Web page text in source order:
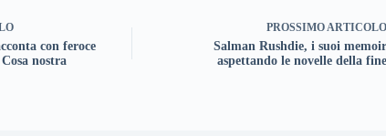
con feroce
nostra
PROSSIMOARTICOLO
Salman Rushdie, i suoi memoir
aspettando le novelle della fine